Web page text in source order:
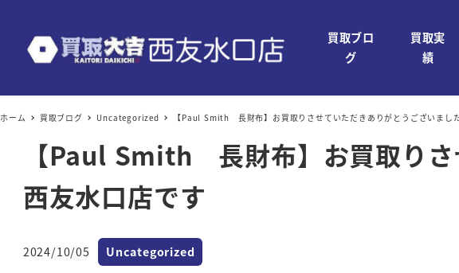
買取ブロ
グ
買取実
績
ホーム 買取ブログ Uncategorized 【Paul Smith 長財布】お買取りさせていただきありがとうございまし
【Paul Smith 長財布】お買取りさ
西友水口店です
投稿日
2024/10/05 カテゴリー
Uncategorized